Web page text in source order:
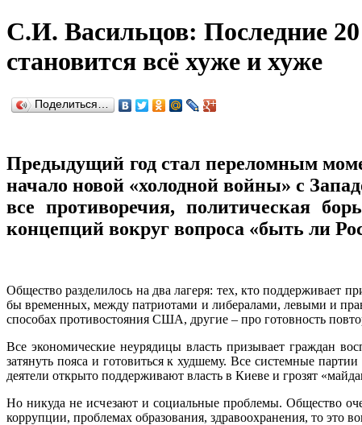
С.И. Васильцов: Последние
становится всё хуже и хуже
Поделиться…
Предыдущий год стал переломным
начало новой «холодной войны» с
все противоречия, политическая
концепций вокруг вопроса «быть ли
Общество разделилось на два лагеря: тех, кто поддерживает
бы временных, между патриотами и либералами, левыми и
способах противостояния США, другие – про готовность
Все экономические неурядицы власть призывает граждан
затянуть пояса и готовиться к худшему. Все системные
деятели открыто поддерживают власть в Киеве и грозят
Но никуда не исчезают и социальные проблемы. Общество
коррупции, проблемах образования, здравоохранения, то это